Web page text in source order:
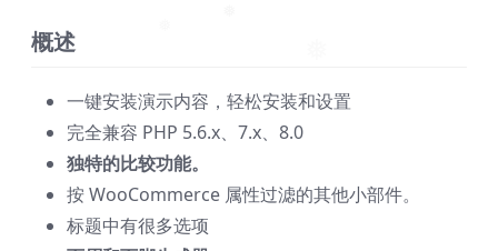
概述
一键安装演示内容，轻松安装和设置
完全兼容 PHP 5.6.x、7.x、8.0
独特的比较功能。
按 WooCommerce 属性过滤的其他小部件。
标题中有很多选项